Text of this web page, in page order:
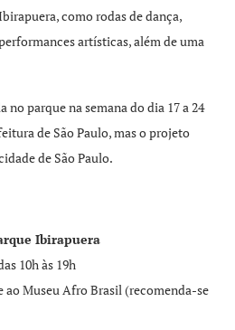
como rodas de dança,
artísticas, além de uma
no parque na semana do dia 17 a 24
de São Paulo, mas o projeto
de São Paulo.
Ibirapuera
10h às 19h
ao Museu Afro Brasil (recomenda-se